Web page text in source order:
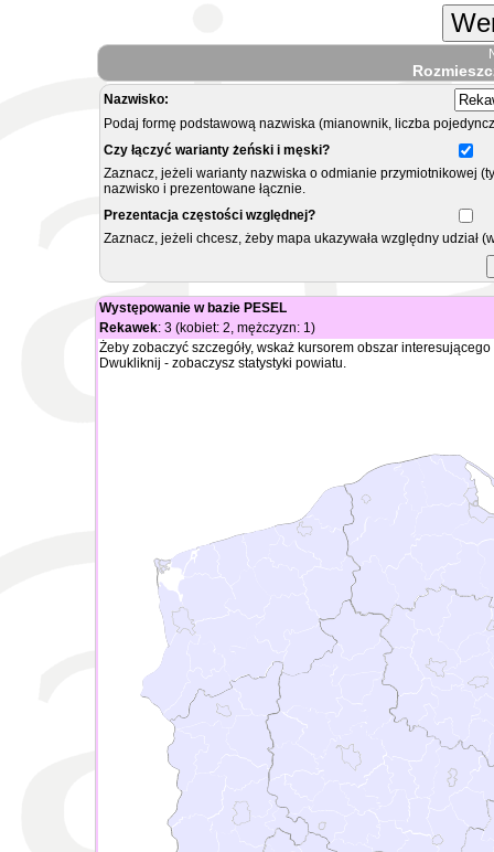
Nazwisko:
Podaj formę podstawową nazwiska (mianownik, liczba
Czy łączyć warianty żeński i męski?
Zaznacz, jeżeli warianty nazwiska o odmianie przymiotnikowej
nazwisko i prezentowane łącznie.
Prezentacja częstości względnej?
Zaznacz, jeżeli chcesz, żeby mapa ukazywała względny
Występowanie w bazie PESEL
Rekawek: 3 (kobiet: 2, mężczyzn: 1)
Żeby zobaczyć szczegóły, wskaż kursorem obszar
Dwukliknij - zobaczysz statystyki powiatu.